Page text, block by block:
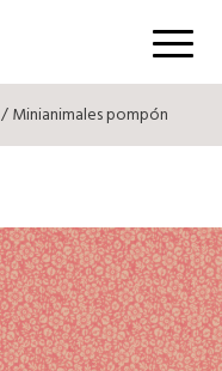
Menú
/ Minianimales pompón